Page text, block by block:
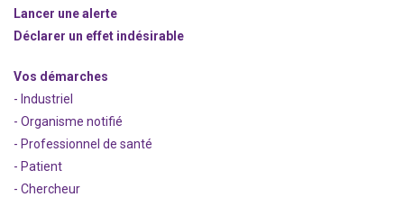
Lancer une alerte
Déclarer un effet indésirable
Vos démarches
- Industriel
- Organisme notifié
- Professionnel de santé
- Patient
- Chercheur